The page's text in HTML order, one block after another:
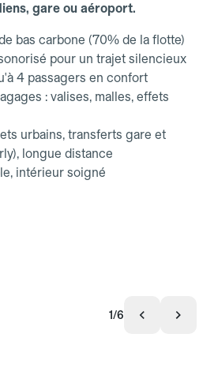
gare ou aéroport.
bas carbone (70% de la flotte)
pour un trajet silencieux
4 passagers en confort
: valises, malles, effets
urbains, transferts gare et
longue distance
intérieur soigné
1/6